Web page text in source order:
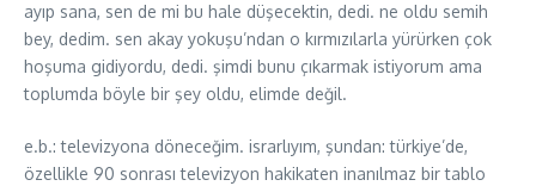
ayıp sana, sen de mi bu hale düşecektin, dedi. ne oldu semih
bey, dedim. sen akay yokuşu’ndan o kırmızılarla yürürken çok
hoşuma gidiyordu, dedi. şimdi bunu çıkarmak istiyorum ama
toplumda böyle bir şey oldu, elimde değil.
e.b.: televizyona döneceğim. israrlıyım, şundan: türkiye’de,
özellikle 90 sonrası televizyon hakikaten inanılmaz bir tablo